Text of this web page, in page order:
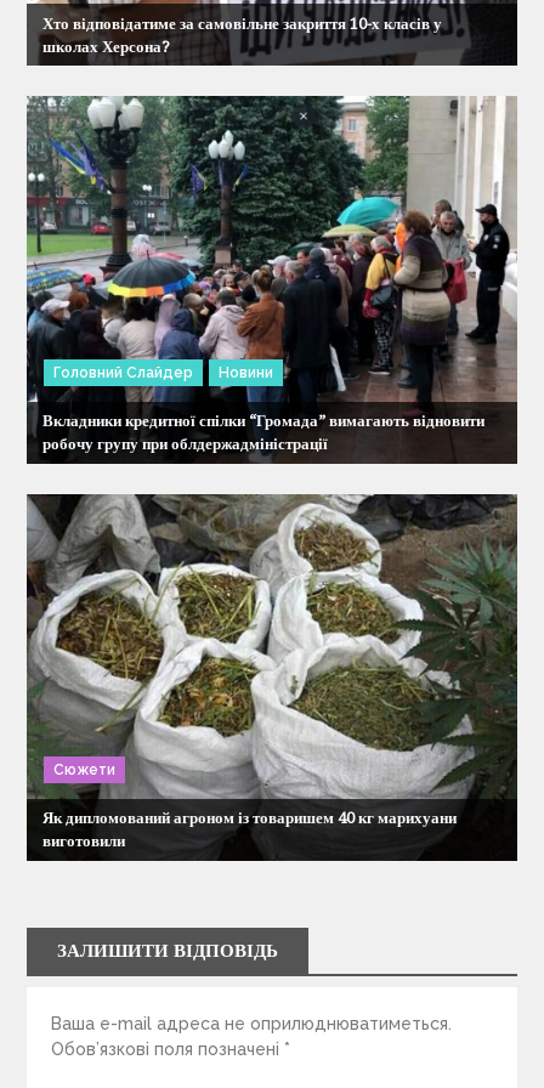
п
и
с
і
в
Хто відповідатиме за самовільне закриття 10-х класів у
школах Херсона?
Головний Слайдер Новини
Вкладники кредитної спілки “Громада” вимагають відновити
робочу групу при облдержадміністрації
Сюжети
Як дипломований агроном із товаришем 40 кг марихуани
виготовили
ЗАЛИШИТИ ВІДПОВІДЬ
Ваша e-mail адреса не оприлюднюватиметься.
Обов’язкові поля позначені *